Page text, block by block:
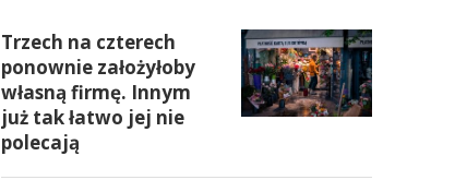
Trzech na czterech
ponownie założyłoby
własną firmę. Innym
już tak łatwo jej nie
polecają